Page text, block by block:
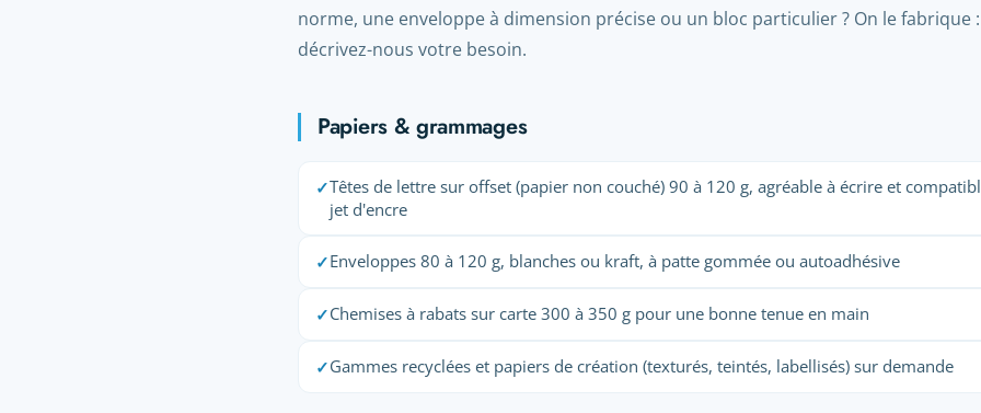
norme, une enveloppe à dimension précise ou un bloc particulier ? On le fabrique :
décrivez-nous votre besoin.
Papiers & grammages
✓Têtes de lettre sur offset (papier non couché) 90 à 120 g, agréable à écrire et
jet d'encre
✓Enveloppes 80 à 120 g, blanches ou kraft, à patte gommée ou autoadhésive
✓Chemises à rabats sur carte 300 à 350 g pour une bonne tenue en main
✓Gammes recyclées et papiers de création (texturés, teintés, labellisés) sur demande